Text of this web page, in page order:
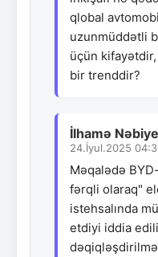
qlobal
uzunmüddətli
üçün
bir trenddir?
İlhamə
24.İyul.2025
Məqalədə
fərqli olaraq"
istehsalında
etdiyi iddia